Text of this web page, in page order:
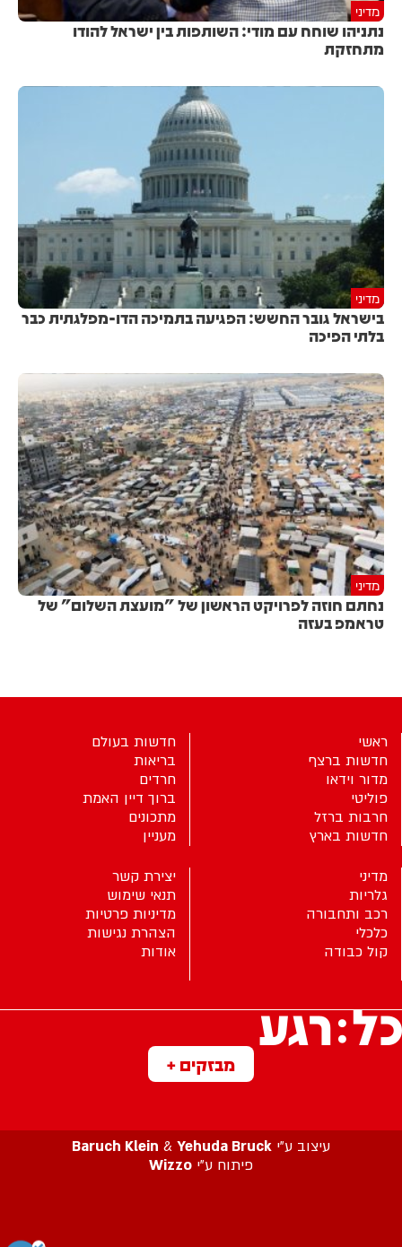
מדיני
נתניהו שוחח עם מודי: השותפות בין ישראל להודו
מתחזקת
מדיני
בישראל גובר החשש: הפגיעה בתמיכה הדו-מפלגתית כבר
בלתי הפיכה
מדיני
נחתם חוזה לפרויקט הראשון של "מועצת השלום" של
טראמפ בעזה
מבזקים +
ראשי
חדשות ברצף
מדור וידאו
פוליטי
חרבות ברזל
חדשות בארץ
חדשות בעולם
בריאות
חרדים
ברוך דיין האמת
מתכונים
מעניין
מדיני
גלריות
רכב ותחבורה
כלכלי
קול כבודה
יצירת קשר
תנאי שימוש
מדיניות פרטיות
הצהרת נגישות
אודות
עיצוב ע”י Baruch Klein & Yehuda Bruck
פיתוח ע”י Wizzo